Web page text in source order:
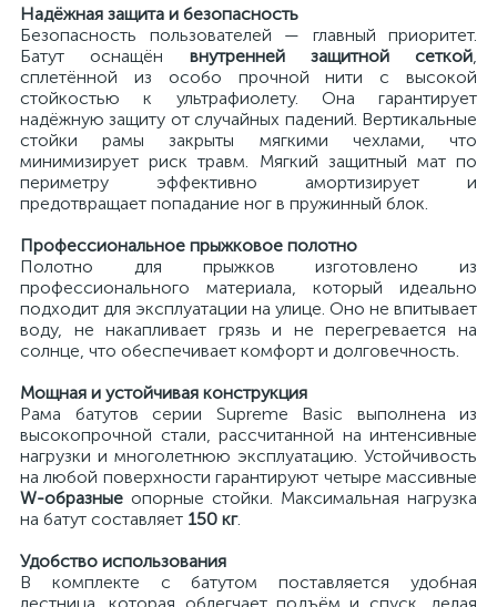
Надёжная защита и безопасность
Безопасность пользователей — главный приоритет.
Батут оснащён внутренней защитной сеткой,
сплетённой из особо прочной нити с высокой
стойкостью к ультрафиолету. Она гарантирует
надёжную защиту от случайных падений. Вертикальные
стойки рамы закрыты мягкими чехлами, что
минимизирует риск травм. Мягкий защитный мат по
периметру эффективно амортизирует и
предотвращает попадание ног в пружинный блок.
Профессиональное прыжковое полотно
Полотно для прыжков изготовлено из
профессионального материала, который идеально
подходит для эксплуатации на улице. Оно не впитывает
воду, не накапливает грязь и не перегревается на
солнце, что обеспечивает комфорт и долговечность.
Мощная и устойчивая конструкция
Рама батутов серии Supreme Basic выполнена из
высокопрочной стали, рассчитанной на интенсивные
нагрузки и многолетнюю эксплуатацию. Устойчивость
на любой поверхности гарантируют четыре массивные
W-образные опорные стойки. Максимальная нагрузка
на батут составляет 150 кг.
Удобство использования
В комплекте с батутом поставляется удобная